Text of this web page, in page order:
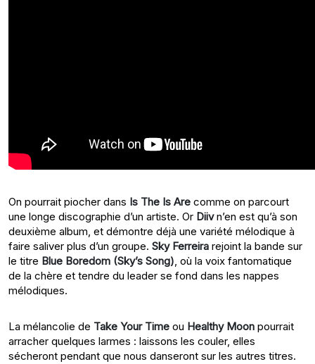
On pourrait piocher dans Is The Is Are comme on parcourt
une longe discographie d’un artiste. Or Diivn’en est qu’à son
deuxième album, et démontre déjà une variété mélodique à
faire saliver plus d’un groupe. Sky Ferreira rejoint la bande sur
le titre Blue Boredom (Sky’s Song), où la voix fantomatique
de la chère et tendre du leader se fond dans les nappes
mélodiques.
La mélancolie de Take Your Time ou Healthy Moon pourrait
arracher quelques larmes : laissons les couler, elles
sécheront pendant que nous danseront sur les autres titres.